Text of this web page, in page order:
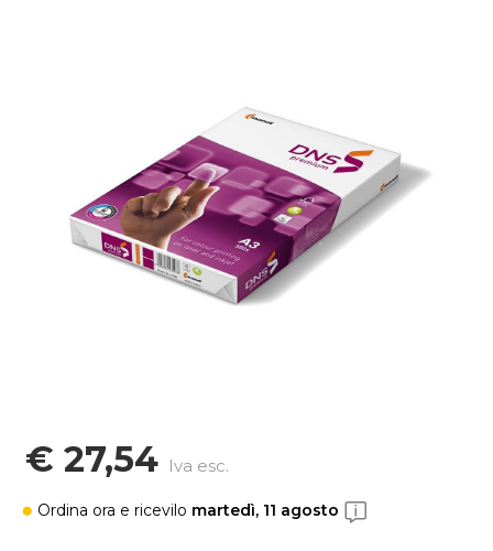
€ 27,54 Iva esc.
Ordina ora e ricevilo martedì, 11 agosto